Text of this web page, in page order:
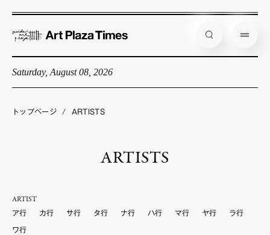
Saturday, August 08, 2026
企画展情報
店舗からのお知らせ
公式通販
トップページ / ARTISTS
ARTISTS
ARTIST
ア行 カ行 サ行 タ行 ナ行 ハ行 マ行 ヤ行 ラ行
ワ行